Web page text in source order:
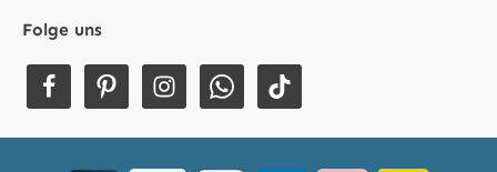
Folge uns